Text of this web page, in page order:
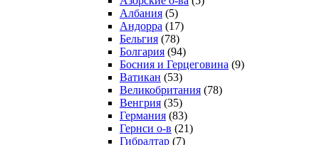
Албания (5)
Андорра (17)
Бельгия (78)
Болгария (94)
Босния и Герцеговина (9)
Ватикан (53)
Великобритания (78)
Венгрия (35)
Германия (83)
Гернси о-в (21)
Гибралтар (7)